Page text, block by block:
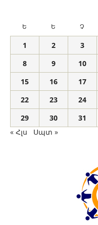
Ե Ե Չ
1 2 3
8
9 10
15
16 17
22
23 24
29
30
31
« Հլս
Սպտ »